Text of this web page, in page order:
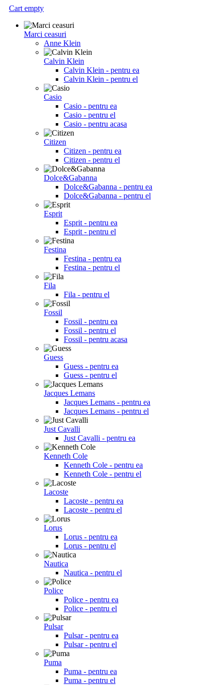
Cart empty
Marci ceasuri
Anne Klein
Calvin Klein
Calvin Klein - pentru ea
Calvin Klein - pentru el
Casio
Casio - pentru ea
Casio - pentru el
Casio - pentru acasa
Citizen
Citizen - pentru ea
Citizen - pentru el
Dolce&Gabanna
Dolce&Gabanna - pentru ea
Dolce&Gabanna - pentru el
Esprit
Esprit - pentru ea
Esprit - pentru el
Festina
Festina - pentru ea
Festina - pentru el
Fila
Fila - pentru el
Fossil
Fossil - pentru ea
Fossil - pentru el
Fossil - pentru acasa
Guess
Guess - pentru ea
Guess - pentru el
Jacques Lemans
Jacques Lemans - pentru ea
Jacques Lemans - pentru el
Just Cavalli
Just Cavalli - pentru ea
Kenneth Cole
Kenneth Cole - pentru ea
Kenneth Cole - pentru el
Lacoste
Lacoste - pentru ea
Lacoste - pentru el
Lorus
Lorus - pentru ea
Lorus - pentru el
Nautica
Nautica - pentru el
Police
Police - pentru ea
Police - pentru el
Pulsar
Pulsar - pentru ea
Pulsar - pentru el
Puma
Puma - pentru ea
Puma - pentru el